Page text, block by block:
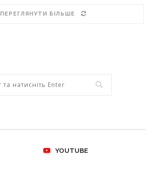
ПЕРЕГЛЯНУТИ БІЛЬШЕ
YOUTUBE